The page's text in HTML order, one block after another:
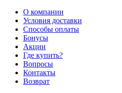
О компании
Условия доставки
Способы оплаты
Бонусы
Акции
Где купить?
Вопросы
Контакты
Возврат